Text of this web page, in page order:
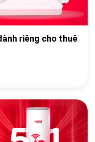
riêng cho thuê